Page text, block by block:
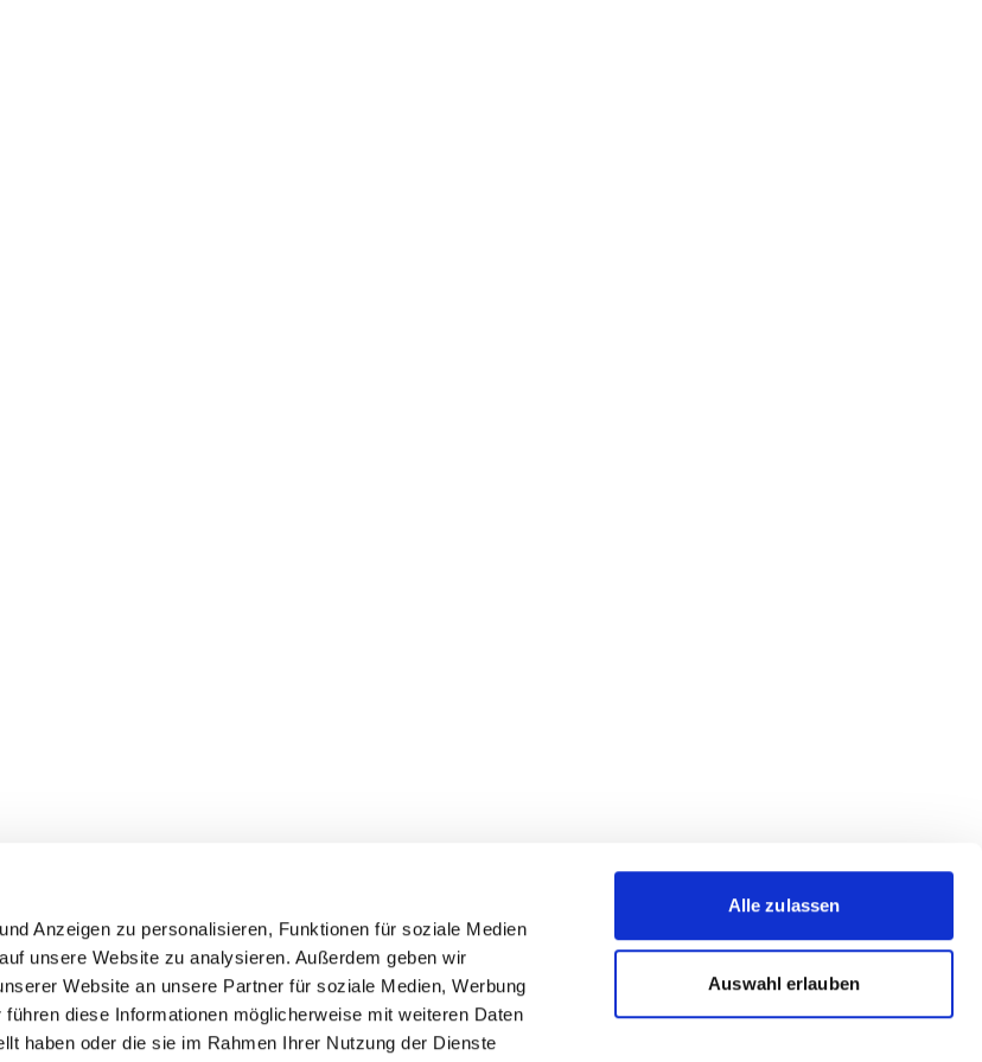
Anzeigen zu personalisieren, Funktionen für soziale Medien
unsere Website zu analysieren. Außerdem geben wir
Website an unsere Partner für soziale Medien, Werbung
diese Informationen möglicherweise mit weiteren Daten
haben oder die sie im Rahmen Ihrer Nutzung der Dienste
Alle zulassen
Auswahl erlauben